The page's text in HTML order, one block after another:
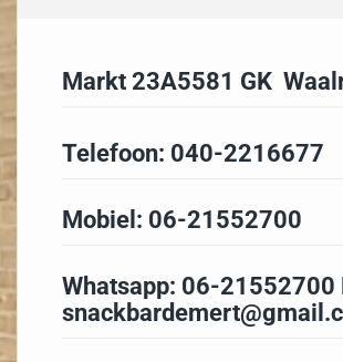
Markt 23A5581 GK
Telefoon: 040-2216677
Mobiel: 06-21552700
Whatsapp: 06-21552700